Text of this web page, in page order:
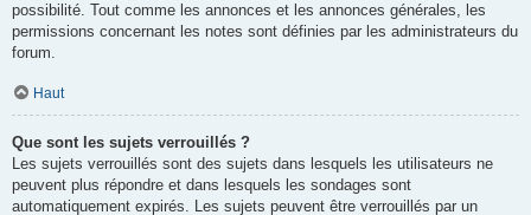
possibilité. Tout comme les annonces et les annonces générales, les
permissions concernant les notes sont définies par les administrateurs du
forum.
Haut
Que sont les sujets verrouillés ?
Les sujets verrouillés sont des sujets dans lesquels les utilisateurs ne
peuvent plus répondre et dans lesquels les sondages sont
automatiquement expirés. Les sujets peuvent être verrouillés par un